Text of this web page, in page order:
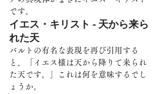
です。
イエス・キリスト - 天から来ら
れた天
バルトの有名な表現を再び引用する
と、「イエス様は天から降りて来られ
た天です。」これは何を意味するでし
ょうか。